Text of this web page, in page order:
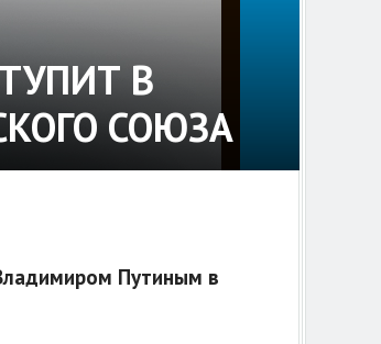
В
СОЮЗА
Путиным в